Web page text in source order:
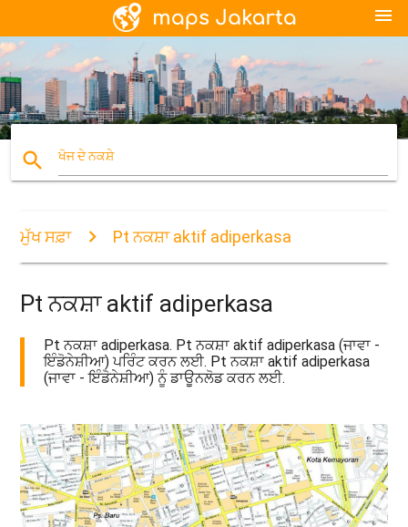
menu
search ਖੋਜ ਦੇ ਨਕਸ਼ੇ
ਮੁੱਖ ਸਫ਼ਾ Pt ਨਕਸ਼ਾ aktif adiperkasa
Pt ਨਕਸ਼ਾ aktif adiperkasa
Pt ਨਕਸ਼ਾ adiperkasa. Pt ਨਕਸ਼ਾ aktif adiperkasa (ਜਾਵਾ -
ਇੰਡੋਨੇਸ਼ੀਆ) ਪਰਿੰਟ ਕਰਨ ਲਈ. Pt ਨਕਸ਼ਾ aktif adiperkasa
(ਜਾਵਾ - ਇੰਡੋਨੇਸ਼ੀਆ) ਨੂੰ ਡਾਊਨਲੋਡ ਕਰਨ ਲਈ.